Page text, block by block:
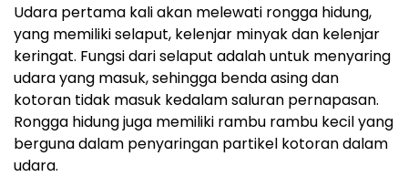
Udara pertama kali akan melewati rongga hidung,
yang memiliki selaput, kelenjar minyak dan kelenjar
keringat. Fungsi dari selaput adalah untuk menyaring
udara yang masuk, sehingga benda asing dan
kotoran tidak masuk kedalam saluran pernapasan.
Rongga hidung juga memiliki rambu rambu kecil yang
berguna dalam penyaringan partikel kotoran dalam
udara.